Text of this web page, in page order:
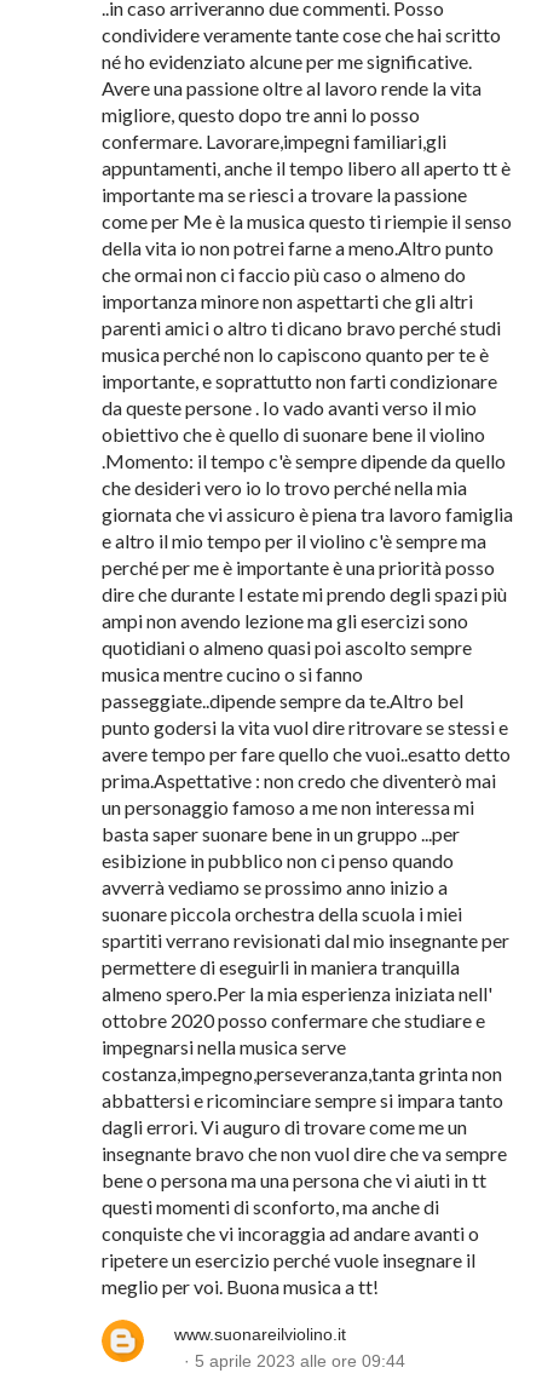
..in caso arriveranno due commenti. Posso
condividere veramente tante cose che hai scritto
né ho evidenziato alcune per me significative.
Avere una passione oltre al lavoro rende la vita
migliore, questo dopo tre anni lo posso
confermare. Lavorare,impegni familiari,gli
appuntamenti, anche il tempo libero all aperto tt è
importante ma se riesci a trovare la passione
come per Me è la musica questo ti riempie il senso
della vita io non potrei farne a meno.Altro punto
che ormai non ci faccio più caso o almeno do
importanza minore non aspettarti che gli altri
parenti amici o altro ti dicano bravo perché studi
musica perché non lo capiscono quanto per te è
importante, e soprattutto non farti condizionare
da queste persone . Io vado avanti verso il mio
obiettivo che è quello di suonare bene il violino
.Momento: il tempo c'è sempre dipende da quello
che desideri vero io lo trovo perché nella mia
giornata che vi assicuro è piena tra lavoro famiglia
e altro il mio tempo per il violino c'è sempre ma
perché per me è importante è una priorità posso
dire che durante l estate mi prendo degli spazi più
ampi non avendo lezione ma gli esercizi sono
quotidiani o almeno quasi poi ascolto sempre
musica mentre cucino o si fanno
passeggiate..dipende sempre da te.Altro bel
punto godersi la vita vuol dire ritrovare se stessi e
avere tempo per fare quello che vuoi..esatto detto
prima.Aspettative : non credo che diventerò mai
un personaggio famoso a me non interessa mi
basta saper suonare bene in un gruppo ...per
esibizione in pubblico non ci penso quando
avverrà vediamo se prossimo anno inizio a
suonare piccola orchestra della scuola i miei
spartiti verrano revisionati dal mio insegnante per
permettere di eseguirli in maniera tranquilla
almeno spero.Per la mia esperienza iniziata nell'
ottobre 2020 posso confermare che studiare e
impegnarsi nella musica serve
costanza,impegno,perseveranza,tanta grinta non
abbattersi e ricominciare sempre si impara tanto
dagli errori. Vi auguro di trovare come me un
insegnante bravo che non vuol dire che va sempre
bene o persona ma una persona che vi aiuti in tt
questi momenti di sconforto, ma anche di
conquiste che vi incoraggia ad andare avanti o
ripetere un esercizio perché vuole insegnare il
meglio per voi. Buona musica a tt!
www.suonareilviolino.it
5 aprile 2023 alle ore 09:44